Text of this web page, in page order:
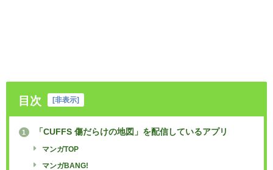
目次 [非表示]
1 「CUFFS 傷だらけの地図」を配信しているアプリ
マンガTOP
マンガBANG!